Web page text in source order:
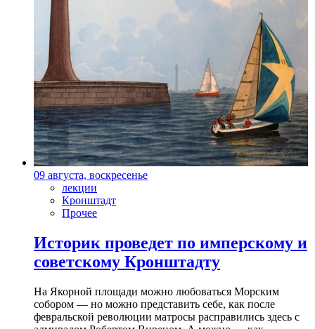
09 августа, воскресенье
лекции
Кронштадт
Прочее
Историк проведет по имперскому и
советскому Кронштадту
На Якорной площади можно любоваться Морским
собором — но можно представить себе, как после
февральской революции матросы расправились здесь с